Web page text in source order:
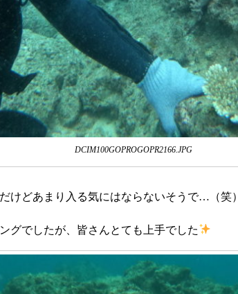
DCIM100GOPROGOPR2166.JPG
けどあまり入る気にはならないそうで…（笑）
グでしたが、皆さんとても上手でした